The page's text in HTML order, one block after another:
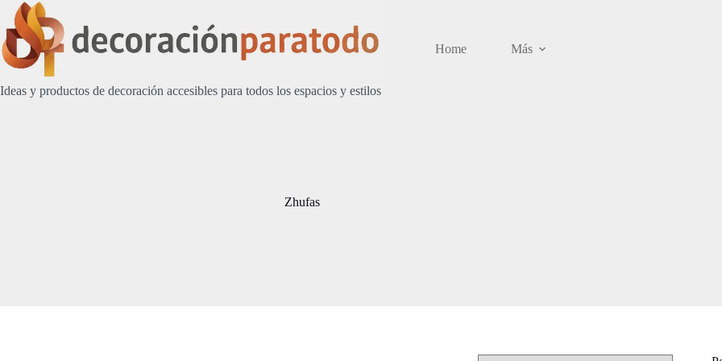
Saltar
contenido
Ideas y productos de decoración accesibles para todos los espacios y estilos
Home Más
Zhufas